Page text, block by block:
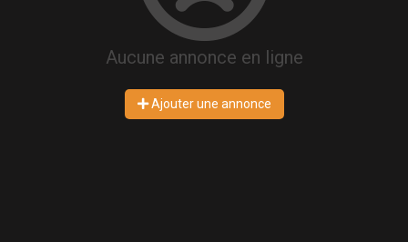
Aucune annonce en ligne
Ajouter une annonce